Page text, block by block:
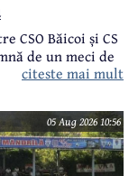
CSO Băicoi și CS
de un meci de
citeste mai mult
05 Aug 2026 10:56